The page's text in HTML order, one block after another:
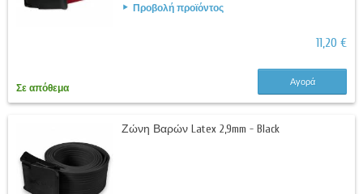
Προβολή προϊόντος
11,20 €
Σε απόθεμα
Αγορά
Ζώνη Βαρών Latex 2,9mm - Black